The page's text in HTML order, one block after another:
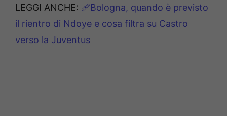
LEGGI ANCHE: 🩹Bologna, quando è previsto
il rientro di Ndoye e cosa filtra su Castro
verso la Juventus